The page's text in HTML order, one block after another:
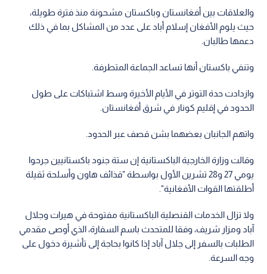
والعلاقات بين أفغانستان وباكستان مشحونة منذ فترة طويلة،
حيث يلوم الأفغان إسلام أباد على عدد من المشاكل بما في ذلك
دعمها طالبان.
وتنفي باكستان أنها تساعد الجماعة المتطرفة.
وازدادت حدة التوتر في الأيام الأخيرة وسط اشتباكات على طول
الحدود في إقليم كونار في شرق أفغانستان.
واتهم الجانبان بعضهما بشن قصف عبر الحدود.
وقالت وزارة الخارجية الباكستانية إن ستة جنود باكستانيين جرحوا
يومي 27 و28 تشرين الأول بواسطة "قذائف هاون وأسلحة ثقيلة
أطلقتها القوات الأفغانية".
ولا تزال الخدمات القنصلية الباكستانية مفتوحة في هيرات وجلال
آباد ومزار شريف، وفقا للمتحدث باسم السفارة، الذي أوصى مقدمي
الطلبات بالسفر إلى جلال آباد إذا كانوا بحاجة إلى تأشيرة دخول على
وجه السرعة.